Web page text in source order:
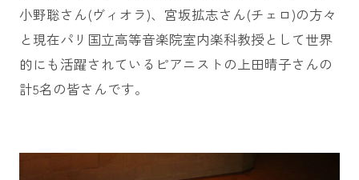
小野聡さん(ヴィオラ)、宮坂拡志さん(チェロ)の方々
と現在パリ国立高等音楽院室内楽科教授として世界
的にも活躍されているピアニストの上田晴子さんの
計5名の皆さんです。